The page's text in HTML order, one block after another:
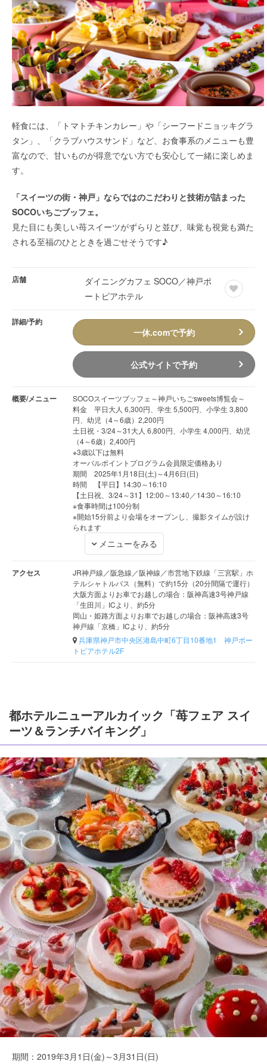
軽食には、「トマトチキンカレー」や「シーフードニョッキグラ
タン」、「クラブハウスサンド」など、お食事系のメニューも豊
富なので、甘いものが得意でない方でも安心して一緒に楽しめま
す。
「スイーツの街・神戸」ならではのこだわりと技術が詰まった
SOCOいちごブッフェ。
見た目にも美しい苺スイーツがずらりと並び、味覚も視覚も満た
される至福のひとときを過ごせそうです♪
店舗
ダイニングカフェ SOCO／神戸ポ
ートピアホテル
詳細/予約
一休.comで予約
公式サイトで予約
概要/メニュー
SOCOスイーツブッフェ～神戸いちごsweets博覧会～
料金 平日大人 6,300円、学生 5,500円、小学生 3,800
円、幼児（4～6歳）2,200円
土日祝・3/24～31大人 6,800円、小学生 4,000円、幼児
（4～6歳）2,400円
※3歳以下は無料
オーバルポイントプログラム会員限定価格あり
期間 2025年1月18日(土)～4月6日(日)
時間 【平日】14:30～16:10
【土日祝、3/24～31】12:00～13:40／14:30～16:10
※食事時間は100分制
※開始15分前より会場をオープンし、撮影タイムが設け
られます
メニューをみる
アクセス
JR神戸線／阪急線／阪神線／市営地下鉄線「三宮駅」ホ
テルシャトルバス（無料）で約15分（20分間隔で運行）
大阪方面よりお車でお越しの場合：阪神高速3号神戸線
「生田川」ICより、約5分
岡山・姫路方面よりお車でお越しの場合：阪神高速3号
神戸線「京橋」ICより、約5分
兵庫県神戸市中央区港島中町6丁目10番地1 神戸ポー
トピアホテル2F
都ホテルニューアルカイック「苺フェア スイ
ーツ＆ランチバイキング」
期間：2019年3月1日(金)～3月31日(日)